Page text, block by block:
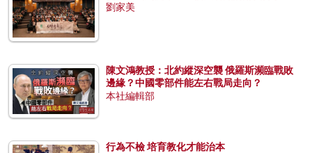
劉家美
陳文鴻教授：北約縱深空襲 俄羅斯瀕臨戰敗
邊緣？中國零部件能左右戰局走向？
本社編輯部
行為不檢 培育教化才能治本